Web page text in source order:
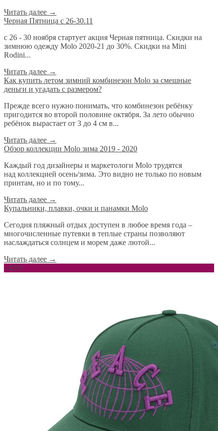
Читать далее →
Черная Пятница с 26-30.11
с 26 - 30 ноября стартует акция Черная пятница. Скидки на
зимнюю одежду Molo 2020-21 до 30%. Скидки на Mini
Rodini...
Читать далее →
​Как купить летом зимний комбинезон Molo за смешные
деньги и угадать с размером?
Прежде всего нужно понимать, что комбинезон ребёнку
пригодится во второй половине октября. За лето обычно
ребёнок вырастает от 3 до 4 см в...
Читать далее →
Обзор коллекции Molo зима 2019 - 2020
Каждый год дизайнеры и маркетологи Molo трудятся
над коллекцией осень/зима. Это видно не только по новым
принтам, но и по тому...
Читать далее →
Купальники, плавки, очки и панамки Molo
Сегодня пляжный отдых доступен в любое время года –
многочисленные путевки в теплые страны позволяют
наслаждаться солнцем и морем даже лютой...
Читать далее →
- 45%